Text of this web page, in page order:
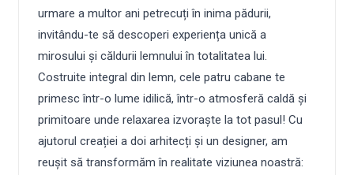
urmare a multor ani petrecuți în inima pădurii,
invitându-te să descoperi experiența unică a
mirosului și căldurii lemnului în totalitatea lui.
Costruite integral din lemn, cele patru cabane te
primesc într-o lume idilică, într-o atmosferă caldă și
primitoare unde relaxarea izvoraște la tot pasul! Cu
ajutorul creației a doi arhitecți și un designer, am
reușit să transformăm în realitate viziunea noastră: